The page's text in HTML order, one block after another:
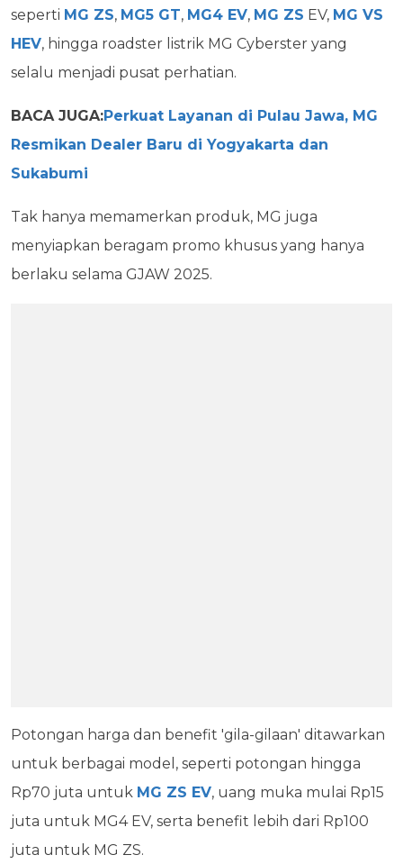
seperti MG ZS, MG5 GT, MG4 EV, MG ZS EV, MG VS
HEV, hingga roadster listrik MG Cyberster yang
selalu menjadi pusat perhatian.
BACA JUGA:Perkuat Layanan di Pulau Jawa, MG
Resmikan Dealer Baru di Yogyakarta dan
Sukabumi
Tak hanya memamerkan produk, MG juga
menyiapkan beragam promo khusus yang hanya
berlaku selama GJAW 2025.
Potongan harga dan benefit 'gila-gilaan' ditawarkan
untuk berbagai model, seperti potongan hingga
Rp70 juta untuk MG ZS EV, uang muka mulai Rp15
juta untuk MG4 EV, serta benefit lebih dari Rp100
juta untuk MG ZS.